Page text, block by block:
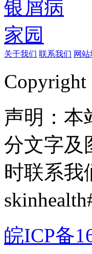
关于我们 联系我们 网站
声明：本
分文字及
时联系我
皖ICP备